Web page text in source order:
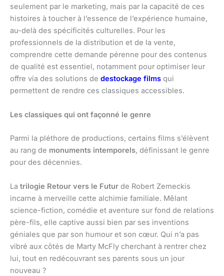
seulement par le marketing, mais par la capacité de ces
histoires à toucher à l’essence de l’expérience humaine,
au-delà des spécificités culturelles. Pour les
professionnels de la distribution et de la vente,
comprendre cette demande pérenne pour des contenus
de qualité est essentiel, notamment pour optimiser leur
offre via des solutions de destockage films qui
permettent de rendre ces classiques accessibles.
Les classiques qui ont façonné le genre
Parmi la pléthore de productions, certains films s’élèvent
au rang de monuments intemporels, définissant le genre
pour des décennies.
La trilogie Retour vers le Futur de Robert Zemeckis
incarne à merveille cette alchimie familiale. Mêlant
science-fiction, comédie et aventure sur fond de relations
père-fils, elle captive aussi bien par ses inventions
géniales que par son humour et son cœur. Qui n’a pas
vibré aux côtés de Marty McFly cherchant à rentrer chez
lui, tout en redécouvrant ses parents sous un jour
nouveau ?